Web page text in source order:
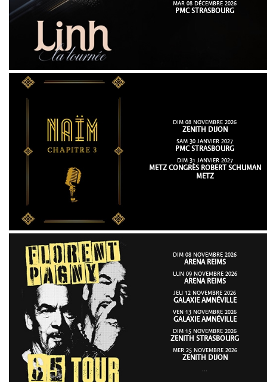
MAR 08 DÉCEMBRE 2026
PMC STRASBOURG
DIM 08 NOVEMBRE 2026
ZENITH DIJON
SAM 30 JANVIER 2027
PMC STRASBOURG
DIM 31 JANVIER 2027
METZ CONGRÈS ROBERT SCHUMAN
METZ
DIM 08 NOVEMBRE 2026
ARENA REIMS
LUN 09 NOVEMBRE 2026
ARENA REIMS
JEU 12 NOVEMBRE 2026
GALAXIE AMNÉVILLE
VEN 13 NOVEMBRE 2026
GALAXIE AMNÉVILLE
DIM 15 NOVEMBRE 2026
ZENITH STRASBOURG
MER 25 NOVEMBRE 2026
ZENITH DIJON
...